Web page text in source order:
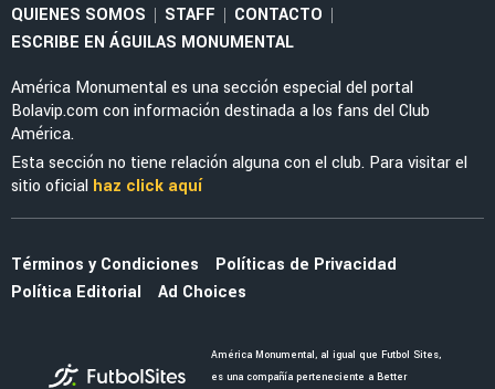
NOTICIAS
La alineación del América de Guillermo
Almada con el refuerzo Óscar Perea